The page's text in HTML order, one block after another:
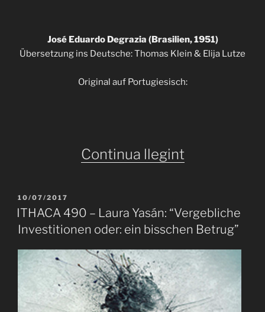
José Eduardo Degrazia (Brasilien, 1951)
Übersetzung ins Deutsche: Thomas Klein & Elija Lutze
Original auf Portugiesisch:
Continua llegint«ITHACA
José
Eduardo
Degrazia:
“Ich
schreibe
PUBLICAT
A
10/07/2017
ITHACA 490 – Laura Yasán: “Vergebliche
Investitionen oder: ein bisschen Betrug”